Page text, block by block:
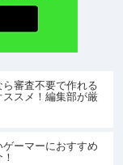
審査不要で作れる
スメ！編集部が厳
ーマーにおすすめ